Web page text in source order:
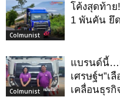
Colmunist
โค้งสุดท้า
1 พันคัน ยึ
Colmunist
แบรนด์นี้…
เศรษฐ์ฯ”เ
เคลื่อนธุรกิ